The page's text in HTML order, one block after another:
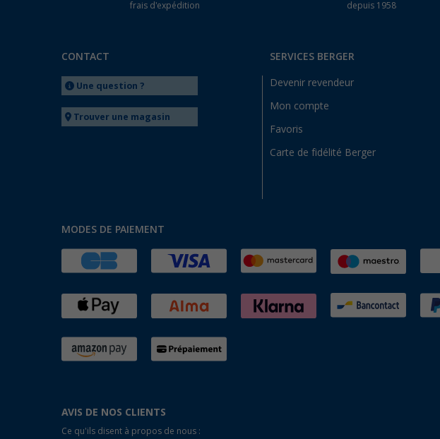
frais d'expédition
depuis 1958
CONTACT
Une question ?
Trouver une magasin
SERVICES BERGER
Devenir revendeur
Mon compte
Favoris
Carte de fidélité Berger
MODES DE PAIEMENT
AVIS DE NOS CLIENTS
Ce qu'ils disent à propos de nous :